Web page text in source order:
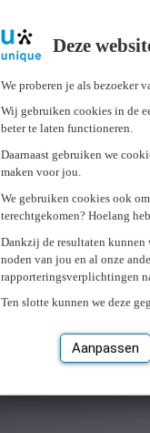
Deze
We proberen je als bezoeker
Wij gebruiken cookies in de
beter te laten functioneren.
Daarnaast gebruiken we
maken voor jou.
We gebruiken cookies ook
terechtgekomen? Hoelang
Dankzij de resultaten kunnen
noden van jou en al onze
rapporteringsverplichtingen
Ten slotte kunnen we deze
Aanpassen